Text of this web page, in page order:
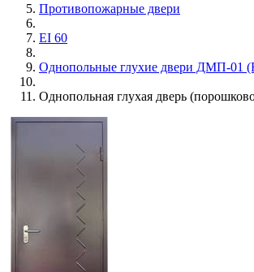
Противопожарные двери
EI 60
Однопольные глухие двери ДМП-01
Однопольная глухая дверь